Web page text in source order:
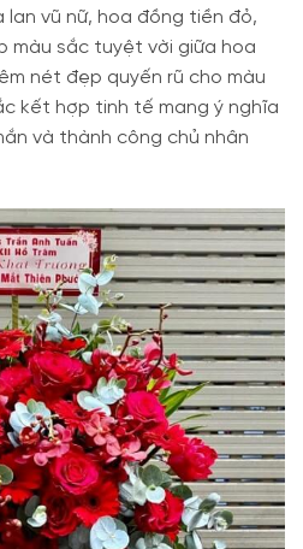
vũ nữ, hoa đồng tiền đỏ,
màu sắc tuyệt vời giữa hoa
nét đẹp quyến rũ cho màu
kết hợp tinh tế mang ý nghĩa
và thành công chủ nhân